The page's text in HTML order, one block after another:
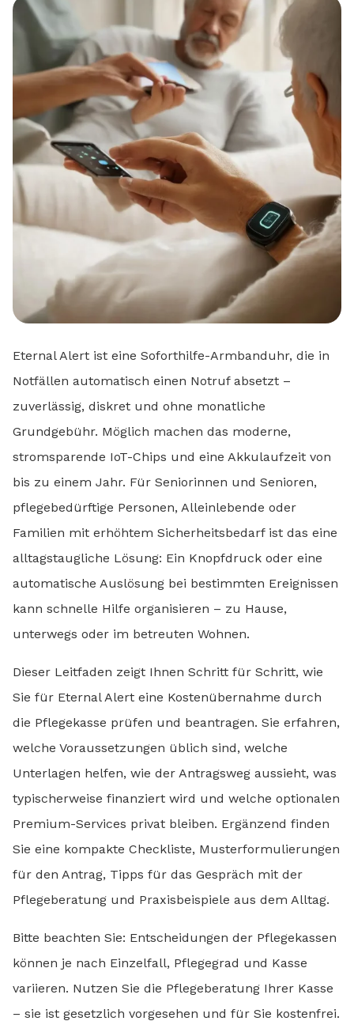
Eternal Alert ist eine Soforthilfe-Armbanduhr, die in
Notfällen automatisch einen Notruf absetzt –
zuverlässig, diskret und ohne monatliche
Grundgebühr. Möglich machen das moderne,
stromsparende IoT-Chips und eine Akkulaufzeit von
bis zu einem Jahr. Für Seniorinnen und Senioren,
pflegebedürftige Personen, Alleinlebende oder
Familien mit erhöhtem Sicherheitsbedarf ist das eine
alltagstaugliche Lösung: Ein Knopfdruck oder eine
automatische Auslösung bei bestimmten Ereignissen
kann schnelle Hilfe organisieren – zu Hause,
unterwegs oder im betreuten Wohnen.
Dieser Leitfaden zeigt Ihnen Schritt für Schritt, wie
Sie für Eternal Alert eine Kostenübernahme durch
die Pflegekasse prüfen und beantragen. Sie erfahren,
welche Voraussetzungen üblich sind, welche
Unterlagen helfen, wie der Antragsweg aussieht, was
typischerweise finanziert wird und welche optionalen
Premium-Services privat bleiben. Ergänzend finden
Sie eine kompakte Checkliste, Musterformulierungen
für den Antrag, Tipps für das Gespräch mit der
Pflegeberatung und Praxisbeispiele aus dem Alltag.
Bitte beachten Sie: Entscheidungen der Pflegekassen
können je nach Einzelfall, Pflegegrad und Kasse
variieren. Nutzen Sie die Pflegeberatung Ihrer Kasse
– sie ist gesetzlich vorgesehen und für Sie kostenfrei.